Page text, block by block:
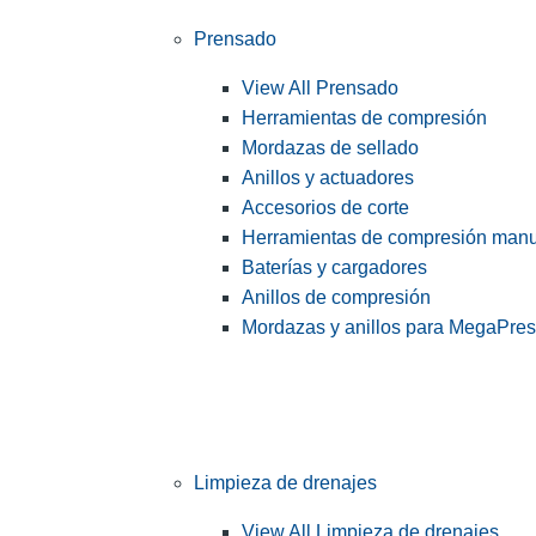
Prensado
View All Prensado
Herramientas de compresión
Mordazas de sellado
Anillos y actuadores
Accesorios de corte
Herramientas de compresión
Baterías y cargadores
Anillos de compresión
Mordazas y anillos para
Limpieza de drenajes
View All Limpieza de drenajes